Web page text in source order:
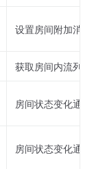
设置房间附加消
获取房间内流列
房间状态变化通
房间状态变化通